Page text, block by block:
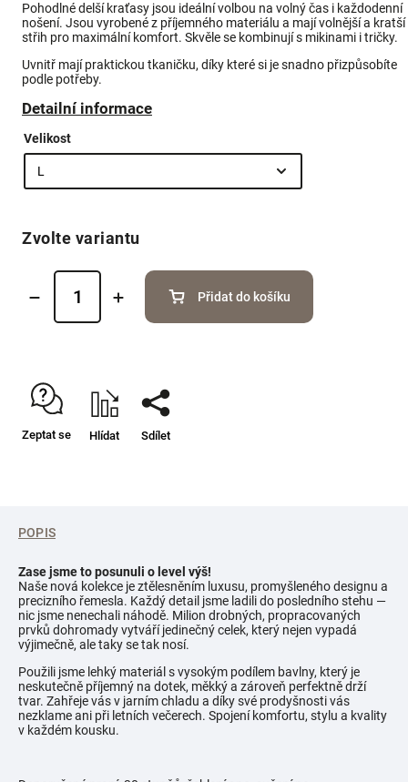
Pohodlné delší kraťasy jsou ideální volbou na volný čas i každodenní
nošení. Jsou vyrobené z příjemného materiálu a mají volnější a kratší
střih pro maximální komfort. Skvěle se kombinují s mikinami i tričky.
Uvnitř mají praktickou tkaničku, díky které si je snadno přizpůsobíte
podle potřeby.
Detailní informace
Velikost
Zvolte variantu
Přidat do košíku
Zeptat se Hlídat Sdílet
POPIS
Zase jsme to posunuli o level výš!
Naše nová kolekce je ztělesněním luxusu, promyšleného designu a
precizního řemesla. Každý detail jsme ladili do posledního stehu —
nic jsme nenechali náhodě. Milion drobných, propracovaných
prvků dohromady vytváří jedinečný celek, který nejen vypadá
výjimečně, ale taky se tak nosí.
Použili jsme lehký materiál s vysokým podílem bavlny, který je
neskutečně příjemný na dotek, měkký a zároveň perfektně drží
tvar. Zahřeje vás v jarním chladu a díky své prodyšnosti vás
nezklame ani při letních večerech. Spojení komfortu, stylu a kvality
v každém kousku.